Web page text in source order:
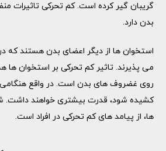
گریبان گیر کرده است. کم تحرکی تاثیرات
بدن دارد.
استخوان ها از دیگر اعضای بدن هستند که در
می پذیرند. تاثیر کم تحرکی بر استخوان ها
روی غضروف های بدن است. در واقع هنگامی
کشیده شود، قدرت بیشتری خواهند داشت.
ها، از پیامد های کم تحرکی در افراد است.